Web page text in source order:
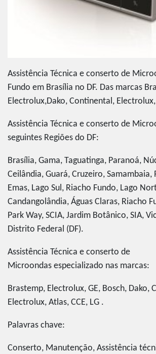
Assistência Técnica e conserto de
Fundo em Brasília no DF. Das marcas
Electrolux,Dako, Continental, Electrolux,
Assistência Técnica e conserto de
seguintes Regiões do DF:
Brasília, Gama, Taguatinga, Paranoá,
Ceilândia, Guará, Cruzeiro, Samambaia,
Emas, Lago Sul, Riacho Fundo, Lago
Candangolândia, Águas Claras, Riacho
Park Way, SCIA, Jardim Botânico, SIA,
Distrito Federal (DF).
Assistência Técnica e conserto de
Microondas especializado nas marcas:
Brastemp, Electrolux, GE, Bosch, Dako,
Electrolux, Atlas, CCE, LG .
Palavras chave:
Conserto, Manutenção, Assistência